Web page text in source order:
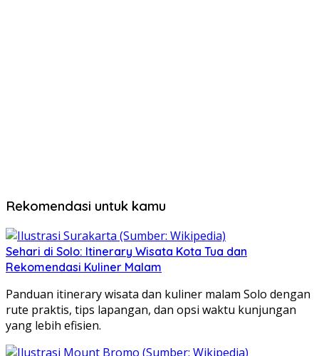
Rekomendasi untuk kamu
Sehari di Solo: Itinerary Wisata Kota Tua dan
Rekomendasi Kuliner Malam
Panduan itinerary wisata dan kuliner malam Solo dengan
rute praktis, tips lapangan, dan opsi waktu kunjungan
yang lebih efisien.